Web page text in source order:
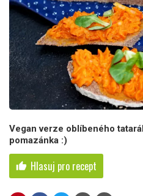
Vegan verze oblíbeného
pomazánka :)
thumb_up Hlasuj pro recept